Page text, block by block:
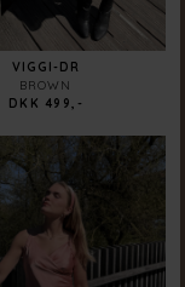
VIGGI-DR
BROWN
DKK 499,-